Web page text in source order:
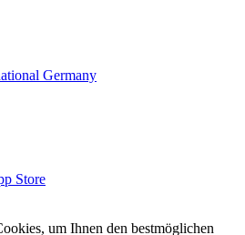
Store
um Ihnen den bestmöglichen